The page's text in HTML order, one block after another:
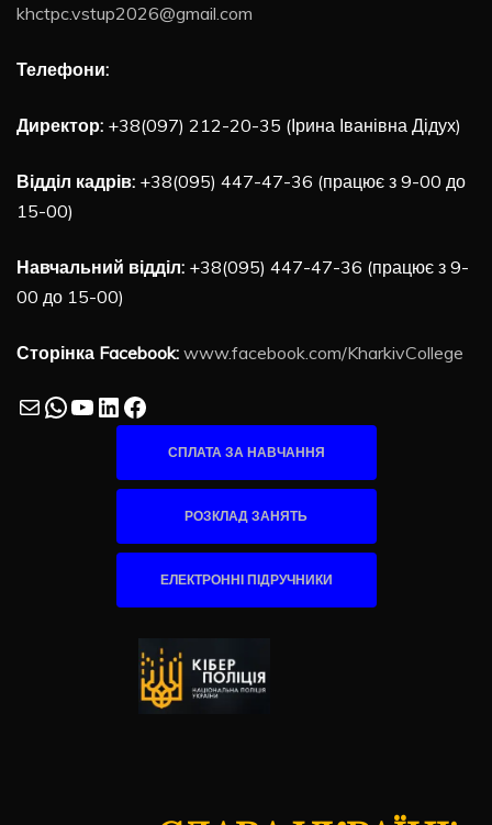
khctpc.vstup2026@gmail.com
Телефони:
Директор: +38(097) 212-20-35 (Ірина Іванівна Дідух)
Відділ кадрів: +38(095) 447-47-36 (працює з 9-00 до
15-00)
Навчальний відділ: +38(095) 447-47-36 (працює з 9-
00 до 15-00)
Сторінка Facebook: www.facebook.com/KharkivCollege
MailWhatsApp
YouTube
LinkedIn
Facebook
СПЛАТА ЗА НАВЧАННЯ
РОЗКЛАД ЗАНЯТЬ
ЕЛЕКТРОННІ ПІДРУЧНИКИ